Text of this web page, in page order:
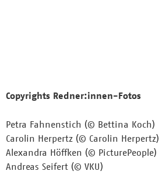
Copyrights Redner:innen-Fotos
Petra Fahnenstich (© Bettina Koch)
Carolin Herpertz (© Carolin Herpertz)
Alexandra Höffken (© PicturePeople)
Andreas Seifert (© VKU)